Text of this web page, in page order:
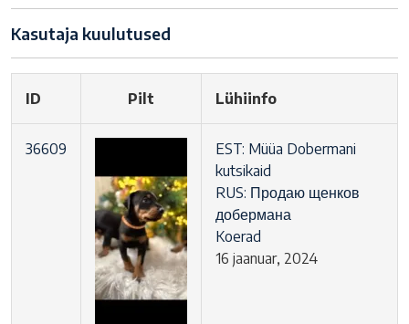
Kasutaja kuulutused
ID Pilt Lühiinfo
36609
EST: Müüa Dobermani
kutsikaid
RUS: Продаю щенков
добермана
Koerad
16 jaanuar, 2024